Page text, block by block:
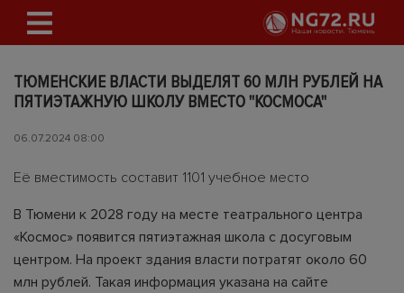
ТЮМЕНСКИЕ ВЛАСТИ ВЫДЕЛЯТ 60 МЛН РУБЛЕЙ НА
ПЯТИЭТАЖНУЮ ШКОЛУ ВМЕСТО "КОСМОСА"
06.07.2024 08:00
Её вместимость составит 1101 учебное место
В Тюмени к 2028 году на месте театрального центра
«Космос» появится пятиэтажная школа с досуговым
центром. На проект здания власти потратят около 60
млн рублей. Такая информация указана на сайте